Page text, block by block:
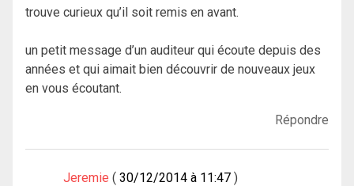
trouve curieux qu’il soit remis en avant.
un petit message d’un auditeur qui écoute depuis des
années et qui aimait bien découvrir de nouveaux jeux
en vous écoutant.
Répondre
Jeremie 30/12/2014 à 11:47